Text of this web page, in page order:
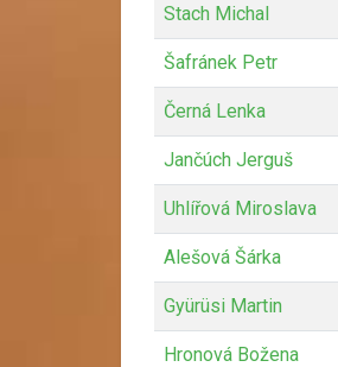
Stach Michal
Šafránek Petr
Černá Lenka
Jančúch Jerguš
Uhlířová Miroslava
Alešová Šárka
Gyürüsi Martin
Hronová Božena